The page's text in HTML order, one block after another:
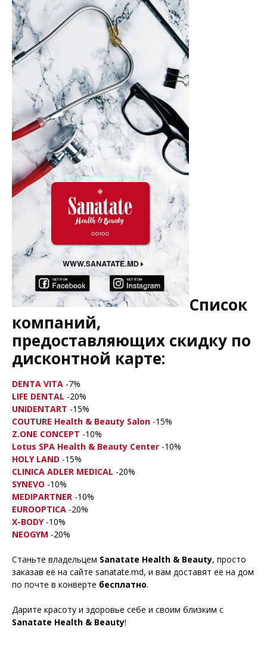
Список
компаний,
предоставляющих скидку по
дисконтной карте:
DENTA VITA -7%
LIFE DENTAL -20%
UNIDENTART -15%
COUTURE Health & Beauty Salon -15%
Z.ONE CONCEPT -10%
Lotus SPA Health & Beauty Center -10%
HOLY LAND -15%
CLINICA ADLER MEDICAL -20%
SYNEVO -10%
MEDIPARTNER -10%
EUROOPTICA -20%
X-BODY-10%
NEOGYM -20%
Станьте владельцем Sanatate Health & Beauty, просто
заказав её на сайте sanatate.md, и вам доставят её на дом
по почте в конверте бесплатно.
Дарите красоту и здоровье себе и своим близким с
Sanatate Health & Beauty!